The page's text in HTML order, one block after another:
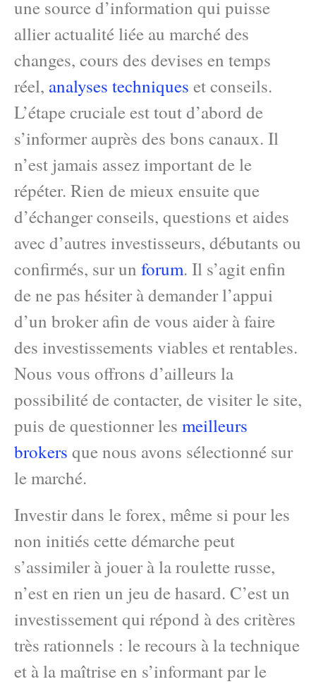
une source d’information qui puisse
allier actualité liée au marché des
changes, cours des devises en temps
réel, analyses techniques et conseils.
L’étape cruciale est tout d’abord de
s’informer auprès des bons canaux. Il
n’est jamais assez important de le
répéter. Rien de mieux ensuite que
d’échanger conseils, questions et aides
avec d’autres investisseurs, débutants ou
confirmés, sur un forum. Il s’agit enfin
de ne pas hésiter à demander l’appui
d’un broker afin de vous aider à faire
des investissements viables et rentables.
Nous vous offrons d’ailleurs la
possibilité de contacter, de visiter le site,
puis de questionner les meilleurs
brokers que nous avons sélectionné sur
le marché.
Investir dans le forex, même si pour les
non initiés cette démarche peut
s’assimiler à jouer à la roulette russe,
n’est en rien un jeu de hasard. C’est un
investissement qui répond à des critères
très rationnels : le recours à la technique
et à la maîtrise en s’informant par le